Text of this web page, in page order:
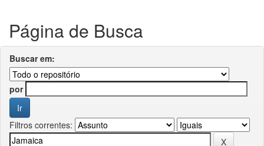
Página de Busca
Buscar em:
por
Filtros correntes: